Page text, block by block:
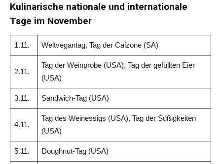
Kulinarische nationale und internationale
Tage im November
1.11. Weltvegantag, Tag der Calzone (SA)
2.11.
Tag der Weinprobe (USA), Tag der gefüllten Eier
(USA)
3.11. Sandwich-Tag (USA)
4.11.
Tag des Weinessigs (USA), Tag der Süßigkeiten
(USA)
5.11. Doughnut-Tag (USA)